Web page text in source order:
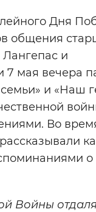
Дня
общения
Лангепас и
7 мая вечера
и «Наш
Во
о
Войны